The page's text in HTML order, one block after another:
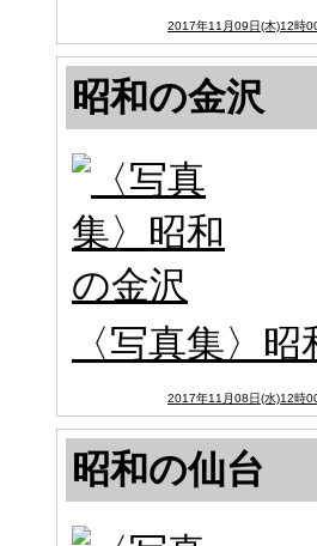
2017年11月09日(木)12時
昭和の金沢
〈写真集〉
2017年11月08日(水)12時
昭和の仙台